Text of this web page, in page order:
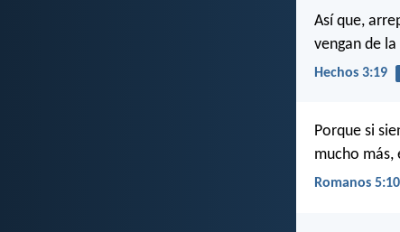
Así que,
vengan de
Hechos 3:19
Porque si
mucho más,
Romanos 5:10